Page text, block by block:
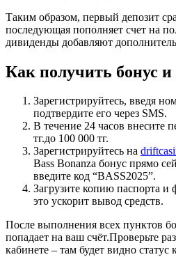
Таким образом, первый депозит
последующая пополняет счет на
дивиденды добавляют
Как получить бонус
Зарегистрируйтесь, введя
подтвердите его через SMS.
В течение 24 часов внесите
тг.до 100 000 тг.
Зарегистрируйтесь на
Bass Bonanza бонус прямо
введите код “BASS2025”.
Загрузите копию паспорта и
это ускорит вывод средств.
После выполнения всех пунктов
попадает на ваш счёт.Проверьте
кабинете – там будет видно